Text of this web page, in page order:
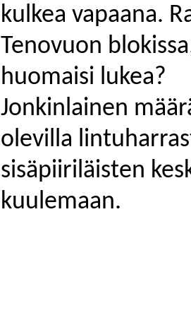
kulkea vapaana.
Tenovuon
huomaisi lukea?
Jonkinlainen
olevilla
sisäpiiriläisten
kuulemaan.